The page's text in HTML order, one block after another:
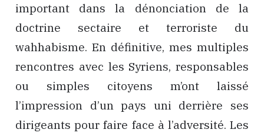
important dans la dénonciation de la
doctrine sectaire et terroriste du
wahhabisme. En définitive, mes multiples
rencontres avec les Syriens, responsables
ou simples citoyens m’ont laissé
l’impression d’un pays uni derrière ses
dirigeants pour faire face à l’adversité. Les